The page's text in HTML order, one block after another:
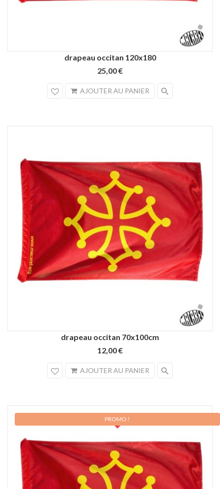
drapeau occitan 120x180
25,00 €
AJOUTER AU PANIER search
drapeau occitan 70x100cm
12,00 €
AJOUTER AU PANIER search
PROMO !